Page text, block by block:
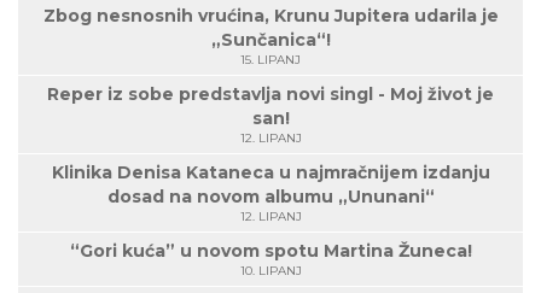
Zbog nesnosnih vrućina, Krunu Jupitera udarila je
„Sunčanica“!
15. LIPANJ
Reper iz sobe predstavlja novi singl - Moj život je
san!
12. LIPANJ
Klinika Denisa Kataneca u najmračnijem izdanju
dosad na novom albumu „Ununani“
12. LIPANJ
“Gori kuća” u novom spotu Martina Žuneca!
10. LIPANJ